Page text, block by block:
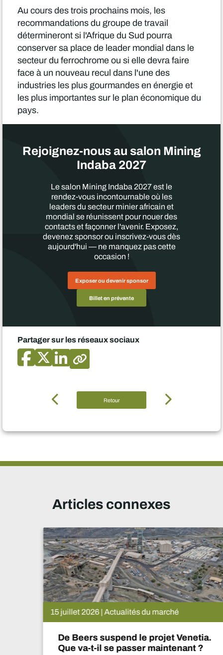
Au cours des trois prochains mois, les
recommandations du groupe de travail
détermineront si l'Afrique du Sud pourra
conserver sa place de leader mondial dans le
secteur du ferrochrome ou si elle devra faire
face à un nouveau recul dans l'une des
industries les plus gourmandes en énergie et
les plus importantes sur le plan économique du
pays.
Rejoignez-nous au salon Mining
Indaba 2027
Le salon Mining Indaba 2027 est le
rendez-vous incontournable où les
leaders du secteur minier africain et
mondial se réunissent pour nouer des
contacts et façonner l'avenir. Exposez,
devenez sponsor ou inscrivez-vous dès
aujourd'hui — ne manquez pas cette
occasion !
Exposer ou devenir sponsor
Billet en prévente
Partager sur les réseaux sociaux
Retour
Articles connexes
15 juillet 2026 | Actualités du marché
De Beers suspend le projet Venetia.
Que va-t-il se passer maintenant ?